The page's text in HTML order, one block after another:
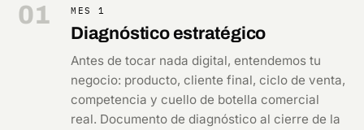
01 MES 1
Diagnóstico estratégico
Antes de tocar nada digital, entendemos tu
negocio: producto, cliente final, ciclo de venta,
competencia y cuello de botella comercial
real. Documento de diagnóstico al cierre de la